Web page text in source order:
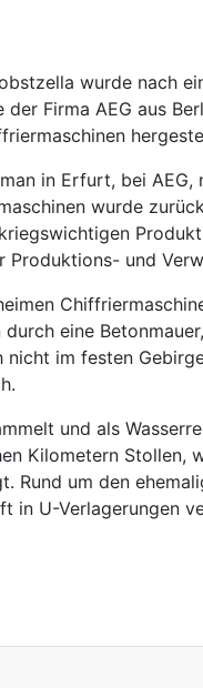
wurde nach
Firma AEG aus
in Erfurt, bei
wurde
und
eine
im festen
und als
Kilometern
Rund um den
in U-Verlagerungen